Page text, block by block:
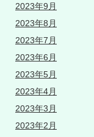
2023年9月
2023年8月
2023年7月
2023年6月
2023年5月
2023年4月
2023年3月
2023年2月